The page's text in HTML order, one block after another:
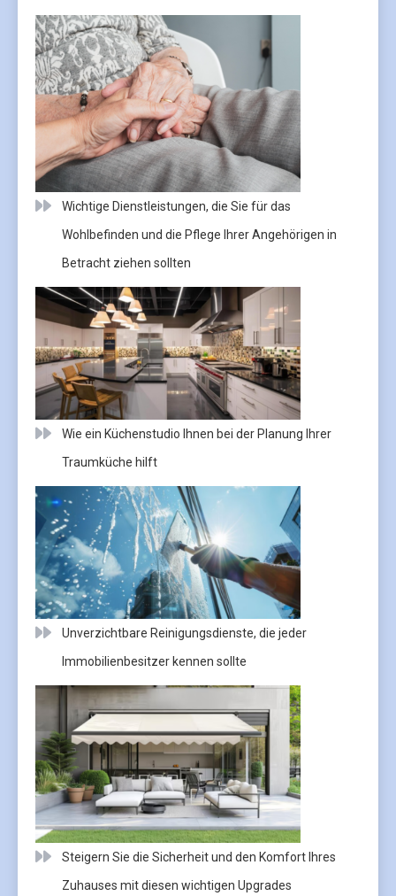
Wichtige Dienstleistungen, die Sie für das
Wohlbefinden und die Pflege Ihrer Angehörigen in
Betracht ziehen sollten
Wie ein Küchenstudio Ihnen bei der Planung Ihrer
Traumküche hilft
Unverzichtbare Reinigungsdienste, die jeder
Immobilienbesitzer kennen sollte
Steigern Sie die Sicherheit und den Komfort Ihres
Zuhauses mit diesen wichtigen Upgrades